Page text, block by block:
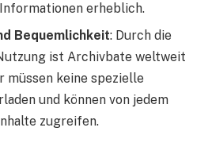
erheblich.
Bequemlichkeit: Durch die
ist Archivbate weltweit
müssen keine spezielle
und können von jedem
zugreifen.